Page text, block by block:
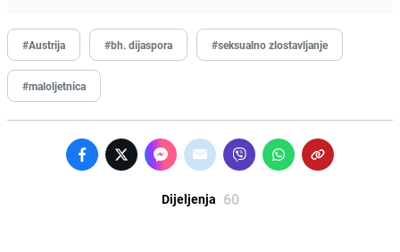
#Austrija #bh. dijaspora #seksualno zlostavljanje
#maloljetnica
Dijeljenja 60